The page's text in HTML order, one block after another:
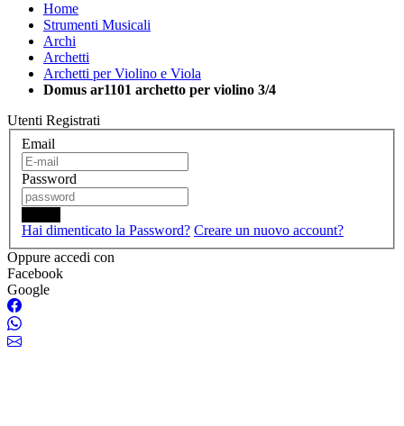
Home
Strumenti Musicali
Archi
Archetti
Archetti per Violino e Viola
Domus ar1101 archetto per violino 3/4
Utenti Registrati
Email
Password
Hai dimenticato la Password? Creare un nuovo account?
Oppure accedi con
Facebook
Google